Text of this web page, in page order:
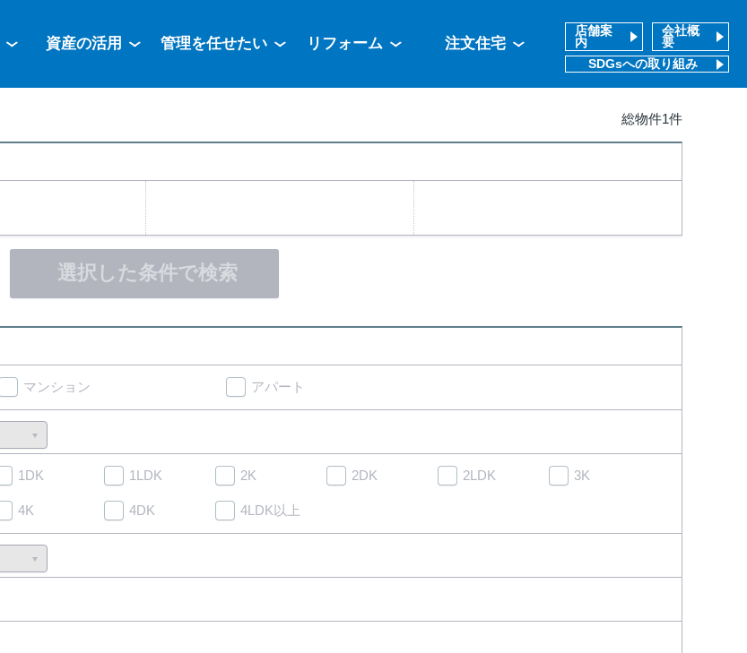
資産の活用 管理を任せたい リフォーム 注文住宅
店舗案
内
会社概
要
SDGsへの取り組み
総物件1件
選択した条件で検索
マンション アパート
1DK 1LDK 2K 2DK 2LDK 3K
4K 4DK 4LDK以上